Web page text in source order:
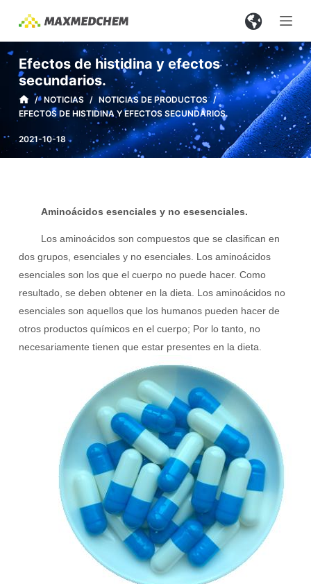
a
a
l
c
Efectos de histidina y efectos
secundarios.
/ NOTICIAS / NOTICIAS DE PRODUCTOS /
EFECTOS DE HISTIDINA Y EFECTOS SECUNDARIOS.
2021-10-18
Aminoácidos esenciales y no esesenciales.
Los aminoácidos son compuestos que se clasifican en
dos grupos, esenciales y no esenciales. Los aminoácidos
esenciales son los que el cuerpo no puede hacer. Como
resultado, se deben obtener en la dieta. Los aminoácidos no
esenciales son aquellos que los humanos pueden hacer de
otros productos químicos en el cuerpo; Por lo tanto, no
necesariamente tienen que estar presentes en la dieta.